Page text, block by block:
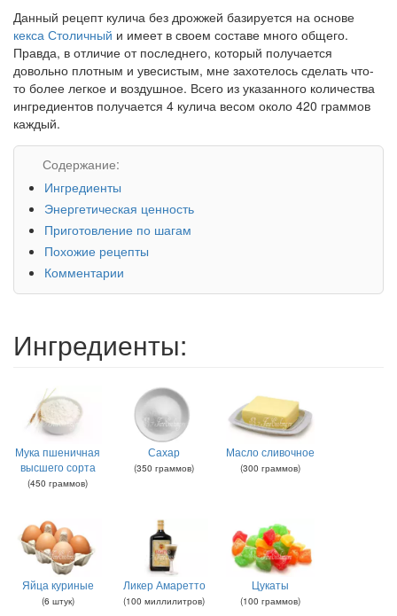
Данный рецепт кулича без дрожжей базируется на основе
кекса Столичный и имеет в своем составе много общего.
Правда, в отличие от последнего, который получается
довольно плотным и увесистым, мне захотелось сделать что-
то более легкое и воздушное. Всего из указанного количества
ингредиентов получается 4 кулича весом около 420 граммов
каждый.
Содержание:
Ингредиенты
Энергетическая ценность
Приготовление по шагам
Похожие рецепты
Комментарии
Ингредиенты:
Мука пшеничная
высшего сорта
(450 граммов)
Сахар
(350 граммов)
Масло сливочное
(300 граммов)
Яйца куриные
(6 штук)
Ликер Амаретто
(100 миллилитров)
Цукаты
(100 граммов)